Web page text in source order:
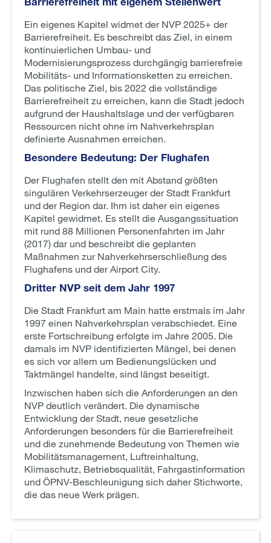
Ein eigenes Kapitel widmet der NVP 2025+ der
Barrierefreiheit. Es beschreibt das Ziel, in einem
kontinuierlichen Umbau- und
Modernisierungsprozess durchgängig barrierefreie
Mobilitäts- und Informationsketten zu erreichen.
Das politische Ziel, bis 2022 die vollständige
Barrierefreiheit zu erreichen, kann die Stadt jedoch
aufgrund der Haushaltslage und der verfügbaren
Ressourcen nicht ohne im Nahverkehrsplan
definierte Ausnahmen erreichen.
Besondere Bedeutung: Der Flughafen
Der Flughafen stellt den mit Abstand größten
singulären Verkehrserzeuger der Stadt Frankfurt
und der Region dar. Ihm ist daher ein eigenes
Kapitel gewidmet. Es stellt die Ausgangssituation
mit rund 88 Millionen Personenfahrten im Jahr
(2017) dar und beschreibt die geplanten
Maßnahmen zur Nahverkehrserschließung des
Flughafens und der Airport City.
Dritter NVP seit dem Jahr 1997
Die Stadt Frankfurt am Main hatte erstmals im Jahr
1997 einen Nahverkehrsplan verabschiedet. Eine
erste Fortschreibung erfolgte im Jahre 2005. Die
damals im NVP identifizierten Mängel, bei denen
es sich vor allem um Bedienungslücken und
Taktmängel handelte, sind längst beseitigt.
Inzwischen haben sich die Anforderungen an den
NVP deutlich verändert. Die dynamische
Entwicklung der Stadt, neue gesetzliche
Anforderungen besonders für die Barrierefreiheit
und die zunehmende Bedeutung von Themen wie
Mobilitätsmanagement, Luftreinhaltung,
Klimaschutz, Betriebsqualität, Fahrgastinformation
und ÖPNV-Beschleunigung sich daher Stichworte,
die das neue Werk prägen.